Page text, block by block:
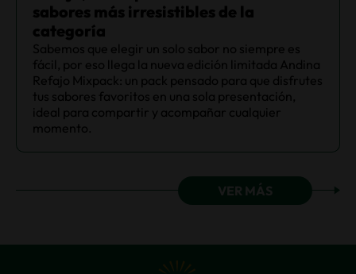
sabores más irresistibles de la
categoría
Sabemos que elegir un solo sabor no siempre es
fácil, por eso llega la nueva edición limitada Andina
Refajo Mixpack: un pack pensado para que disfrutes
tus sabores favoritos en una sola presentación,
ideal para compartir y acompañar cualquier
momento.
VER MÁS